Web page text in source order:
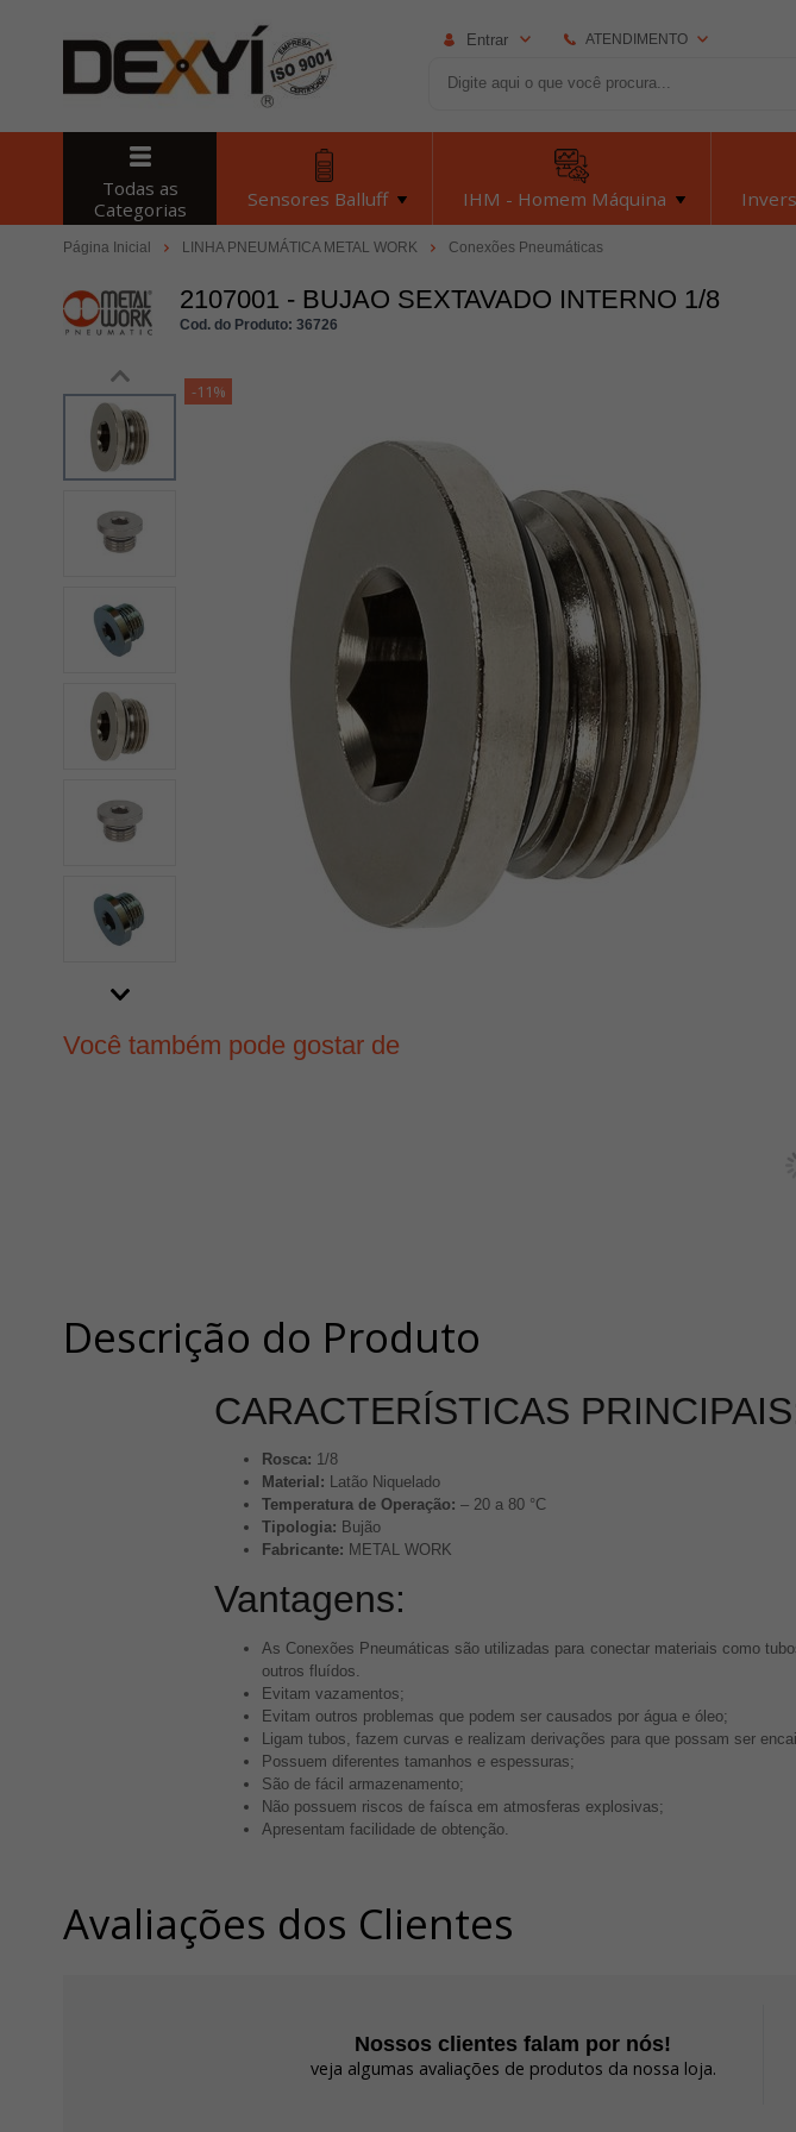
Entrar ATENDIMENTO
dexyiloja@dexyi.com.br
Todas as
Categorias
Sensores Balluff IHM - Homem Máquina
Página Inicial LINHA PNEUMÁTICA METAL WORK Conexões Pneumáticas
2107001 - BUJAO SEXTAVADO INTERNO 1/8
Cod. do Produto: 36726
-11%
Você também pode gostar de
Descrição do Produto
CARACTERÍSTICAS
Rosca: 1/8
Material: Latão Niquelado
Temperatura de Operação: – 20 a 80 °C
Tipologia​​​​​​​: Bujão
Fabricante: METAL WORK
Vantagens:
As Conexões Pneumáticas são utilizadas ​​para conectar materiais como
outros fluídos.
Evitam vazamentos;
Evitam outros problemas que podem ser causados por água e óleo;
Ligam tubos, fazem curvas e realizam derivações para que possam ser
Possuem diferentes tamanhos e espessuras;
São de fácil armazenamento;
Não possuem riscos de faísca em atmosferas explosivas;
Apresentam facilidade de obtenção.
Avaliações dos Clientes
Nossos clientes falam por nós!
veja algumas avaliações de produtos da nossa loja.